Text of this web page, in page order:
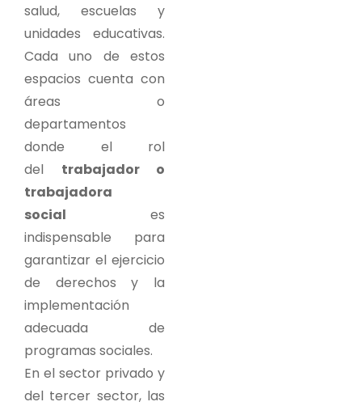
salud, escuelas y
unidades educativas.
Cada uno de estos
espacios cuenta con
áreas o
departamentos
donde el rol
del trabajador o
trabajadora
social es
indispensable para
garantizar el ejercicio
de derechos y la
implementación
adecuada de
programas sociales.
En el sector privado y
del tercer sector, las